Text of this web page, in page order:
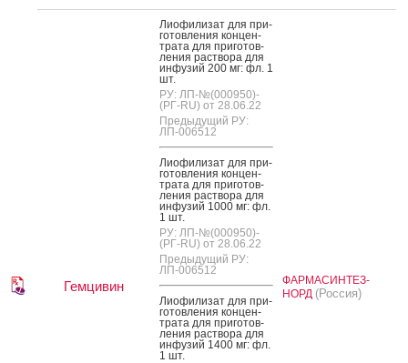
Гемцивин
Ли­офи­лизат для при­
готов­ле­ния кон­цен­
тра­та для при­готов­
ле­ния рас­тво­ра для
ин­фу­зий 200 мг: фл. 1
шт.
РУ: ЛП-№(000950)-
(РГ-RU) от 28.06.22
Предыдущий РУ:
ЛП-006512
Ли­офи­лизат для при­
готов­ле­ния кон­цен­
тра­та для при­готов­
ле­ния рас­тво­ра для
ин­фу­зий 1000 мг: фл.
1 шт.
РУ: ЛП-№(000950)-
(РГ-RU) от 28.06.22
Предыдущий РУ:
ЛП-006512
Ли­офи­лизат для при­
готов­ле­ния кон­цен­
тра­та для при­готов­
ле­ния рас­тво­ра для
ин­фу­зий 1400 мг: фл.
1 шт.
ФАРМАСИНТЕЗ-
НОРД (Россия)